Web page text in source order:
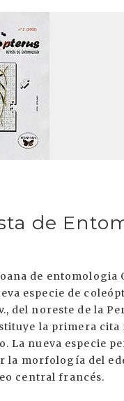
de
de entomologia
especie de
del noreste de la
la primera
La nueva especie
la morfología del
central francés.